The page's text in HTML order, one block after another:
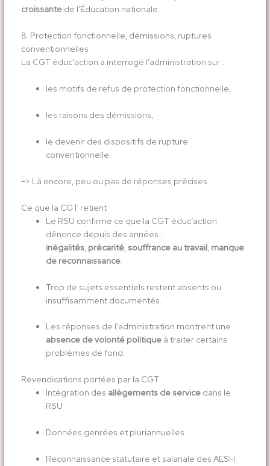
croissantede l’Éducation nationale.
8. Protection fonctionnelle, démissions, ruptures
conventionnelles
La CGT éduc’action a interrogé l’administration sur :
les motifs de refus de protection fonctionnelle,
les raisons des démissions,
le devenir des dispositifs de rupture
conventionnelle.
–> Là encore, peu ou pas de réponses précises.
Ce que la CGT retient
Le RSU confirme ce que la CGT éduc’action
dénonce depuis des années :
inégalités, précarité, souffrance au travail, manque
de reconnaissance.
Trop de sujets essentiels restent absents ou
insuffisamment documentés.
Les réponses de l’administration montrent une
absence de volonté politiqueà traiter certains
problèmes de fond.
Revendications portées par la CGT
Intégration des allègements de servicedans le
RSU
Données genrées et pluriannuelles
Reconnaissance statutaire et salariale des AESH